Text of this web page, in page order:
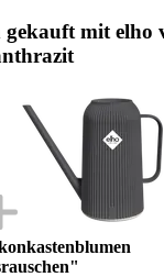
mit elho